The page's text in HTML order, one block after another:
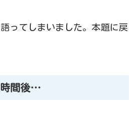
ってしまいました。本題に戻
時間後…